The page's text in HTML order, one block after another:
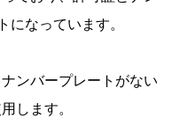
になっています。
ナンバープレートがない
します。